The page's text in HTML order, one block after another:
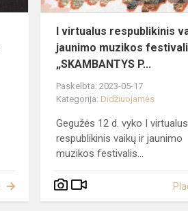
Mon...
I virtualus respublikinis
jaunimo muzikos
„SKAMBANTYS P...
Paskelbta: 2023-05-17
Kategorija: Didžiuojamės
Gegužės 12 d. vyko I virtualus
respublikinis vaikų ir jaunimo
muzikos festivalis...